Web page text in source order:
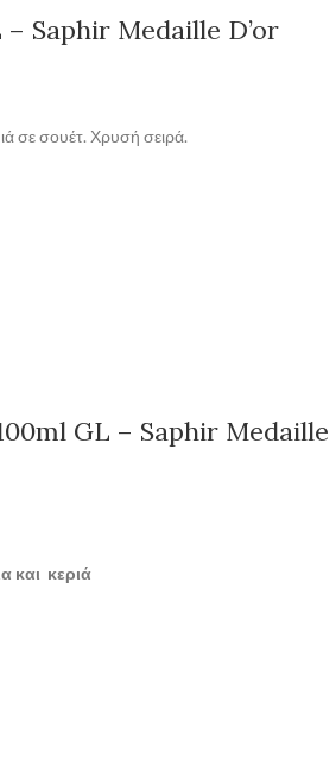
Saphir Medaille D’or
σε σουέτ. Χρυσή σειρά.
GL – Saphir Medaille
και κεριά